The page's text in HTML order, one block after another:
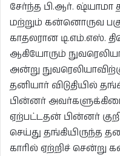
சேர்ந்த பி.ஆர். ஷ்யாமா
மற்றும் கன்னொருவ
காதலரான டி.எம்.எஸ்.
ஆகியோரும்
அன்று
தனியார் விடுதியில்
பின்னர்
ஏற்பட்டதன் பின்னர்
செய்து தங்கியிருந்த
காரில் ஏற்றிச் சென்று